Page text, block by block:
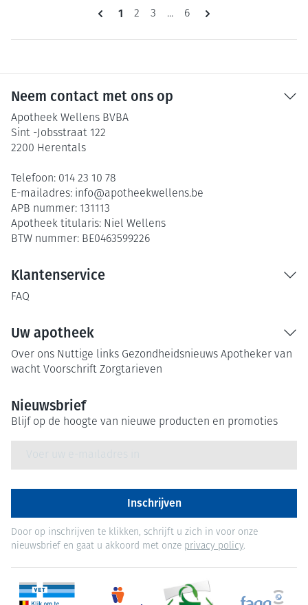
Pagina's
U lees momenteel pagina
1 Pagina
2 Pagina
3 ... Pagina
6
Neem contact met ons op
Apotheek Wellens BVBA
Sint -Jobsstraat 122
2200 Herentals
Telefoon: 014 23 10 78
E-mailadres: info@apotheekwellens.be
APB nummer: 131113
Apotheek titularis: Niel Wellens
BTW nummer: BE0463599226
Klantenservice
FAQ
Uw apotheek
Over ons Nuttige links Gezondheidsnieuws Apotheker van
wacht Voorschrift Zorgtarieven
Nieuwsbrief
Blijf op de hoogte van nieuwe producten en promoties
Inschrijven
Door op inschrijven te klikken, schrijft u zich in voor onze
nieuwsbrief en gaat u akkoord met onze privacy policy.